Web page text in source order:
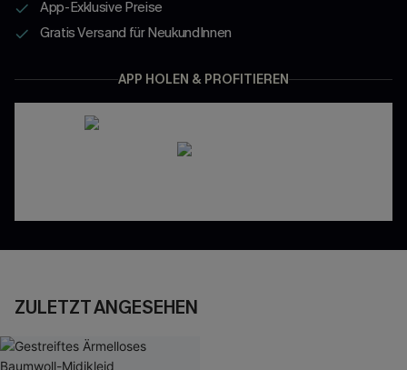
App-Exklusive Preise
Gratis Versand für NeukundInnen
APP HOLEN & PROFITIEREN
ZULETZT ANGESEHEN